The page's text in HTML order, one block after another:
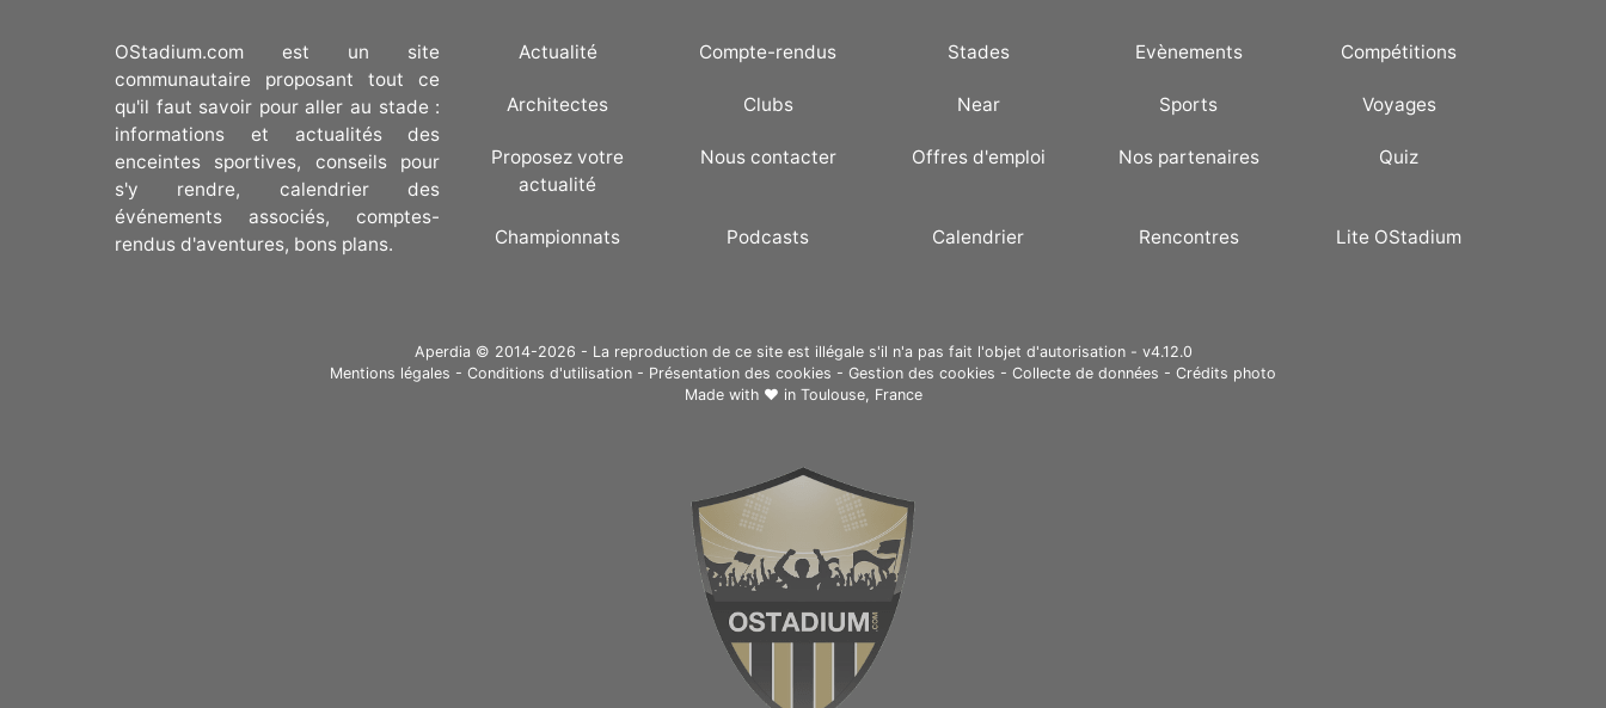
OStadium.com est un site
communautaire proposant tout ce
qu'il faut savoir pour aller au stade :
informations et actualités des
enceintes sportives, conseils pour
s'y rendre, calendrier des
événements associés, comptes-
rendus d'aventures, bons plans.
Actualité Compte-rendus Stades Evènements Compétitions
Architectes Clubs Near Sports Voyages
Proposez votre
actualité
Nous contacter Offres d'emploi Nos partenaires Quiz
Championnats Podcasts Calendrier Rencontres Lite OStadium
Aperdia © 2014-2026 - La reproduction de ce site est illégale s'il n'a pas fait l'objet d'autorisation - v4.12.0
Mentions légales - Conditions d'utilisation - Présentation des cookies - Gestion des cookies - Collecte de données - Crédits photo
Made with ❤ in Toulouse, France